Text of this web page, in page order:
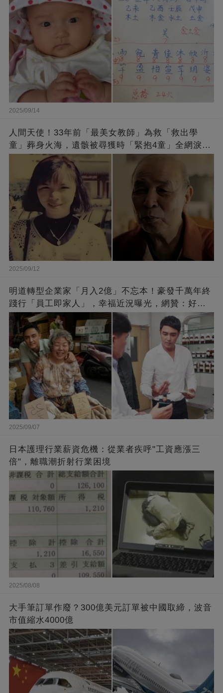
2025/09/14
人間天使！33年前「最美女教師」為救「救出學
童」葬身火海，遺骸被尋獲時「緊抱4童」全網淚
崩：真正的英雄不該被遺忘
2025/09/12
明道轉型企業家「月入2億」不忘本！豪發千萬年終
踐行「員工即家人」，幸福近況曝光，網贊：好老
闆的福報
2025/09/07
日本護理行業薪資危機：從業者疾呼"工資應漲三
倍"，離職潮折射行業困境
2025/08/08
大手筆訂單作廢？300億美元訂單被中國取締，波音
市值縮水4000億